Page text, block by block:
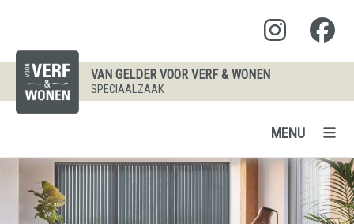
VAN GELDER VOOR VERF & WONEN
SPECIAALZAAK
MENU